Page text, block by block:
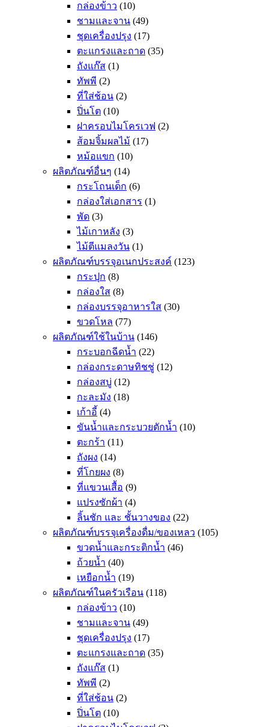
กล่องข้าว (10)
ชามและจาน (49)
ชุดเครื่องปรุง (17)
ตะแกรงและถาด (35)
ถังแก๊ส (1)
ทัพพี (2)
ที่ใส่ช้อน (2)
ปิ่นโต (10)
ฝาครอบไมโครเวฟ (2)
ส้อมจิ้มผลไม้ (17)
หม้อแขก (10)
ผลิตภัณฑ์อื่นๆ (14)
กระโถนเด็ก (6)
กล่องใส่เอกสาร (1)
พัด (3)
ไม้เกาหลัง (3)
ไม้ตีแมลงวัน (1)
ผลิตภัณฑ์บรรจุอเนกประสงค์ (123)
กระปุก (8)
กล่องใส (8)
กล่องบรรจุอาหารใส (30)
ขวดโหล (77)
ผลิตภัณฑ์ใช้ในบ้าน (146)
กระบอกฉีดน้ำ (22)
กล่องกระดาษทิชชู่ (12)
กล่องสบู่ (12)
กะละมัง (18)
เก้าอี้ (4)
ขันน้ำและกระบวยตักน้ำ (10)
ตะกร้า (11)
ถังผง (14)
ที่โกยผง (8)
ที่แขวนเสื้อ (9)
แปรงซักผ้า (4)
ลิ้นชัก และ ชั้นวางของ (22)
ผลิตภัณฑ์บรรจุเครื่องดื่ม/ของเหลว (105)
ขวดน้ำและกระติกน้ำ (46)
ถ้วยน้ำ (40)
เหยือกน้ำ (19)
ผลิตภัณฑ์ในครัวเรือน (118)
กล่องข้าว (10)
ชามและจาน (49)
ชุดเครื่องปรุง (17)
ตะแกรงและถาด (35)
ถังแก๊ส (1)
ทัพพี (2)
ที่ใส่ช้อน (2)
ปิ่นโต (10)